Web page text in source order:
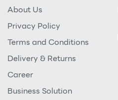
About Us
Privacy Policy
Terms and Conditions
Delivery & Returns
Career
Business Solution